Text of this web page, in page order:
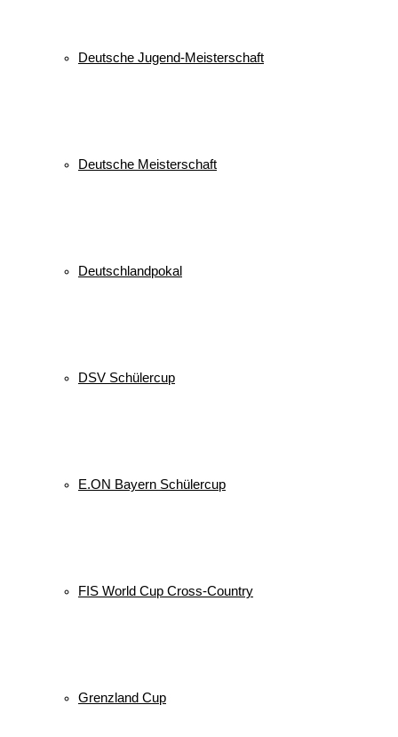
Deutsche Jugend-Meisterschaft
Deutsche Meisterschaft
Deutschlandpokal
DSV Schülercup
E.ON Bayern Schülercup
FIS World Cup Cross-Country
Grenzland Cup